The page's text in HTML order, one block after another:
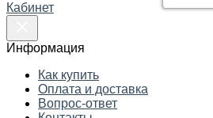
Кабинет
Информация
Как купить
Оплата и доставка
Вопрос-ответ